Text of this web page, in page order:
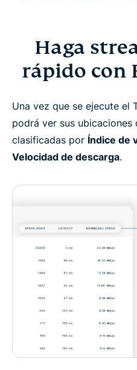
Haga
rápido con
Una vez que se ejecute el
podrá ver sus ubicaciones
clasificadas por Índice de
Velocidad de descarga.